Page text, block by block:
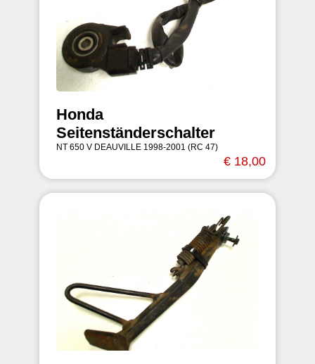
Honda
Seitenständerschalter
NT 650 V DEAUVILLE 1998-2001 (RC 47)
€ 18,00